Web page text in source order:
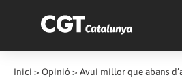
Inici > Opinió > Avui millor que abans